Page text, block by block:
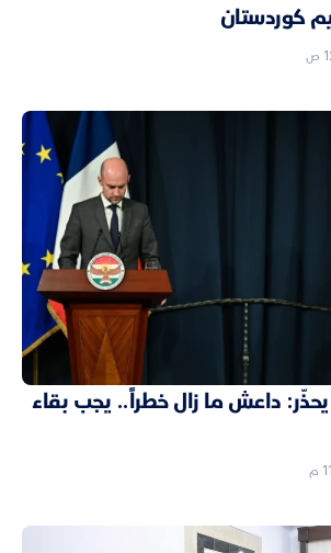
كوردستان
يحذّر: داعش ما زال خطراً.. يجب بقاء